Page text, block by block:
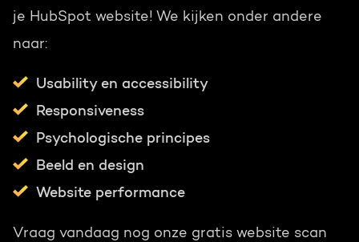
je HubSpot website! We kijken onder andere
naar:
Usability en accessibility
Responsiveness
Psychologische principes
Beeld en design
Website performance
Vraag vandaag nog onze gratis website scan